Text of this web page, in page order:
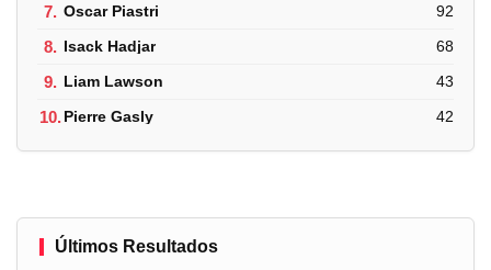
7. Oscar Piastri 92
8. Isack Hadjar 68
9. Liam Lawson 43
10.Pierre Gasly 42
Últimos Resultados